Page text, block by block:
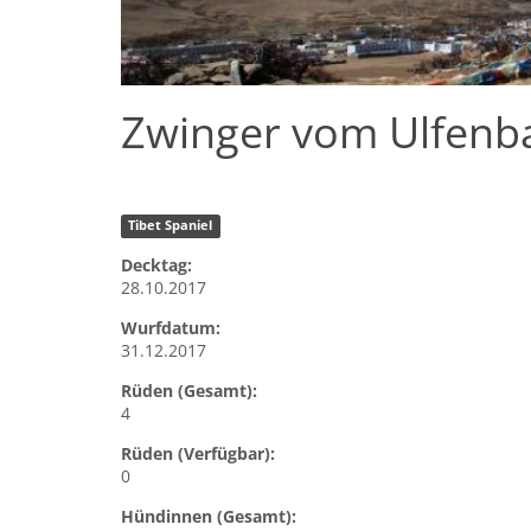
Zwinger vom
Tibet Spaniel
Decktag:
28.10.2017
Wurfdatum:
31.12.2017
Rüden (Gesamt):
4
Rüden (Verfügbar):
0
Hündinnen (Gesamt):